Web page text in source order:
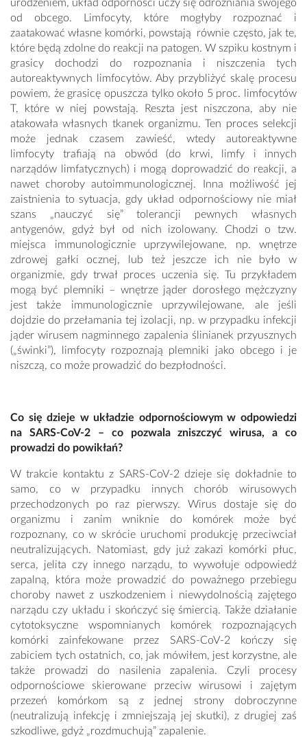
urodzeniem, układ odporności uczy się odróżniania swojego
od obcego. Limfocyty, które mogłyby rozpoznać i
zaatakować własne komórki, powstają równie często, jak te,
które będą zdolne do reakcji na patogen. W szpiku kostnym i
grasicy dochodzi do rozpoznania i niszczenia tych
autoreaktywnych limfocytów. Aby przybliżyć skalę procesu
powiem, że grasicę opuszcza tylko około 5 proc. limfocytów
T, które w niej powstają. Reszta jest niszczona, aby nie
atakowała własnych tkanek organizmu. Ten proces selekcji
może jednak czasem zawieść, wtedy autoreaktywne
limfocyty trafiają na obwód (do krwi, limfy i innych
narządów limfatycznych) i mogą doprowadzić do reakcji, a
nawet choroby autoimmunologicznej. Inna możliwość jej
zaistnienia to sytuacja, gdy układ odpornościowy nie miał
szans „nauczyć się” tolerancji pewnych własnych
antygenów, gdyż był od nich izolowany. Chodzi o tzw.
miejsca immunologicznie uprzywilejowane, np. wnętrze
zdrowej gałki ocznej, lub też jeszcze ich nie było w
organizmie, gdy trwał proces uczenia się. Tu przykładem
mogą być plemniki – wnętrze jąder dorosłego mężczyzny
jest także immunologicznie uprzywilejowane, ale jeśli
dojdzie do przełamania tej izolacji, np. w przypadku infekcji
jąder wirusem nagminnego zapalenia ślinianek przyusznych
(„świnki”), limfocyty rozpoznają plemniki jako obcego i je
niszczą, co może prowadzić do bezpłodności.
Co się dzieje w układzie odpornościowym w odpowiedzi
na SARS-CoV-2 – co pozwala zniszczyć wirusa, a co
prowadzi do powikłań?
W trakcie kontaktu z SARS-CoV-2 dzieje się dokładnie to
samo, co w przypadku innych chorób wirusowych
przechodzonych po raz pierwszy. Wirus dostaje się do
organizmu i zanim wniknie do komórek może być
rozpoznany, co w skrócie uruchomi produkcję przeciwciał
neutralizujących. Natomiast, gdy już zakazi komórki płuc,
serca, jelita czy innego narządu, to wywołuje odpowiedź
zapalną, która może prowadzić do poważnego przebiegu
choroby nawet z uszkodzeniem i niewydolnością zajętego
narządu czy układu i skończyć się śmiercią. Także działanie
cytotoksyczne wspomnianych komórek rozpoznających
komórki zainfekowane przez SARS-CoV-2 kończy się
zabiciem tych ostatnich, co, jak mówiłem, jest korzystne, ale
także prowadzi do nasilenia zapalenia. Czyli procesy
odpornościowe skierowane przeciw wirusowi i zajętym
przezeń komórkom są z jednej strony dobroczynne
(neutralizują infekcję i zmniejszają jej skutki), z drugiej zaś
szkodliwe, gdyż „rozdmuchują” zapalenie.